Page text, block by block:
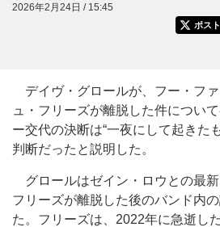
2026年2月24日 / 15:45
ポスト
デイヴ・グロールが、フー・フ
ュ・フリーズが離脱した件につい
ー交代の決断は“一夜にして起きた
判断だったと説明した。
グロールはゼイン・ロウとの最
フリーズが離脱した後のバンド内
た。フリーズは、2022年に急逝し